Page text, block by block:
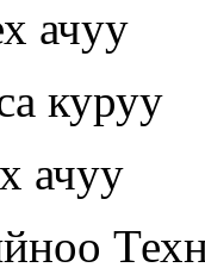
ачуу
куруу
ачуу